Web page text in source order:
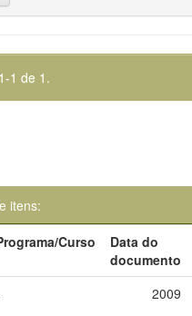
1 de 1.
itens:
Curso
Data do
documento
2009